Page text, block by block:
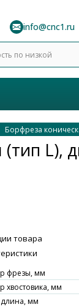
info@cnc1.ru
L),
Борфреза
товара
фрезы, мм
хвостовика, мм
мм